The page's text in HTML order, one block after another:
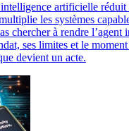
artificielle réduit
les systèmes
chercher à rendre l’agent
ses limites et le
devient un acte.